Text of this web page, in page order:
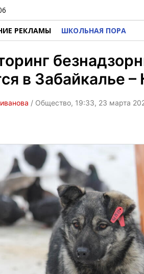
РЕКЛАМЫ ШКОЛЬНАЯ ПОРА
в Забайкалье
/ Общество, 19:33, 23 марта